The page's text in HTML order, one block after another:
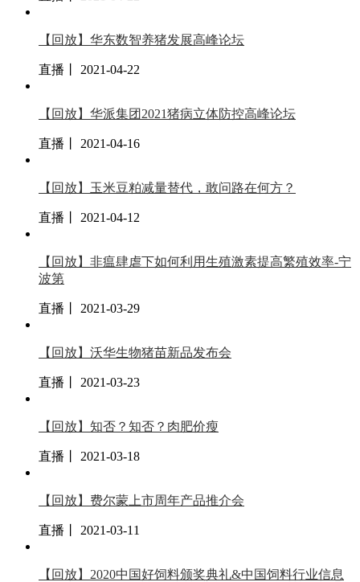
【回放】华东数智养猪发展高峰论坛
直播丨 2021-04-22
【回放】华派集团2021猪病立体防控高峰论坛
直播丨 2021-04-16
【回放】玉米豆粕减量替代，敢问路在何方？
直播丨 2021-04-12
【回放】非瘟肆虐下如何利用生殖激素提高繁殖效率-宁
波第
直播丨 2021-03-29
【回放】沃华生物猪苗新品发布会
直播丨 2021-03-23
【回放】知否？知否？肉肥价瘦
直播丨 2021-03-18
【回放】费尔蒙上市周年产品推介会
直播丨 2021-03-11
【回放】2020中国好饲料颁奖典礼&中国饲料行业信息